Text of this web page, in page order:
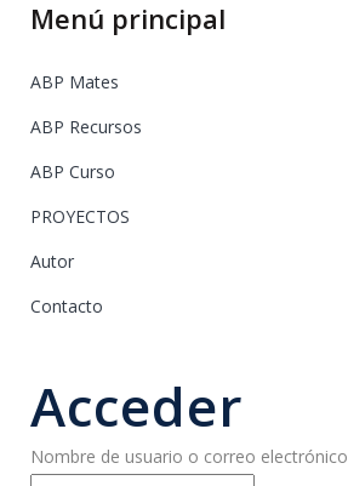
Menú principal
ABP Mates
ABP Recursos
ABP Curso
PROYECTOS
Autor
Contacto
Acceder
Nombre de usuario o correo electrónico